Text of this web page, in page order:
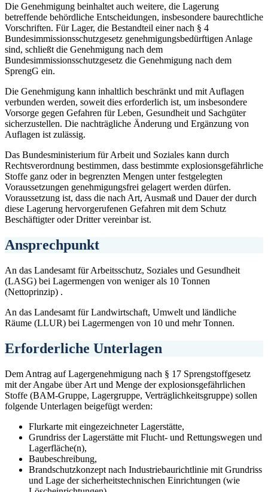
Die Genehmigung beinhaltet auch weitere, die Lagerung
betreffende behördliche Entscheidungen, insbesondere baurechtliche
Vorschriften. Für Lager, die Bestandteil einer nach § 4
Bundesimmissionsschutzgesetz genehmigungsbedürftigen Anlage
sind, schließt die Genehmigung nach dem
Bundesimmissionsschutzgesetz die Genehmigung nach dem
SprengG ein.
Die Genehmigung kann inhaltlich beschränkt und mit Auflagen
verbunden werden, soweit dies erforderlich ist, um insbesondere
Vorsorge gegen Gefahren für Leben, Gesundheit und Sachgüter
sicherzustellen. Die nachträgliche Änderung und Ergänzung von
Auflagen ist zulässig.
Das Bundesministerium für Arbeit und Soziales kann durch
Rechtsverordnung bestimmen, dass bestimmte explosionsgefährliche
Stoffe ganz oder in begrenzten Mengen unter festgelegten
Voraussetzungen genehmigungsfrei gelagert werden dürfen.
Voraussetzung ist, dass die nach Art, Ausmaß und Dauer der durch
diese Lagerung hervorgerufenen Gefahren mit dem Schutz
Beschäftigter oder Dritter vereinbar ist.
Ansprechpunkt
An das Landesamt für Arbeitsschutz, Soziales und Gesundheit
(LASG) bei Lagermengen von weniger als 10 Tonnen
(Nettoprinzip) .
An das Landesamt für Landwirtschaft, Umwelt und ländliche
Räume (LLUR) bei Lagermengen von 10 und mehr Tonnen.
Erforderliche Unterlagen
Dem Antrag auf Lagergenehmigung nach § 17 Sprengstoffgesetz
mit der Angabe über Art und Menge der explosionsgefährlichen
Stoffe (BAM-Gruppe, Lagergruppe, Verträglichkeitsgruppe) sollen
folgende Unterlagen beigefügt werden:
Flurkarte mit eingezeichneter Lagerstätte,
Grundriss der Lagerstätte mit Flucht- und Rettungswegen und
Lagerfläche(n),
Baubeschreibung,
Brandschutzkonzept nach Industriebaurichtlinie mit Grundriss
und Lage der sicherheitstechnischen Einrichtungen (wie